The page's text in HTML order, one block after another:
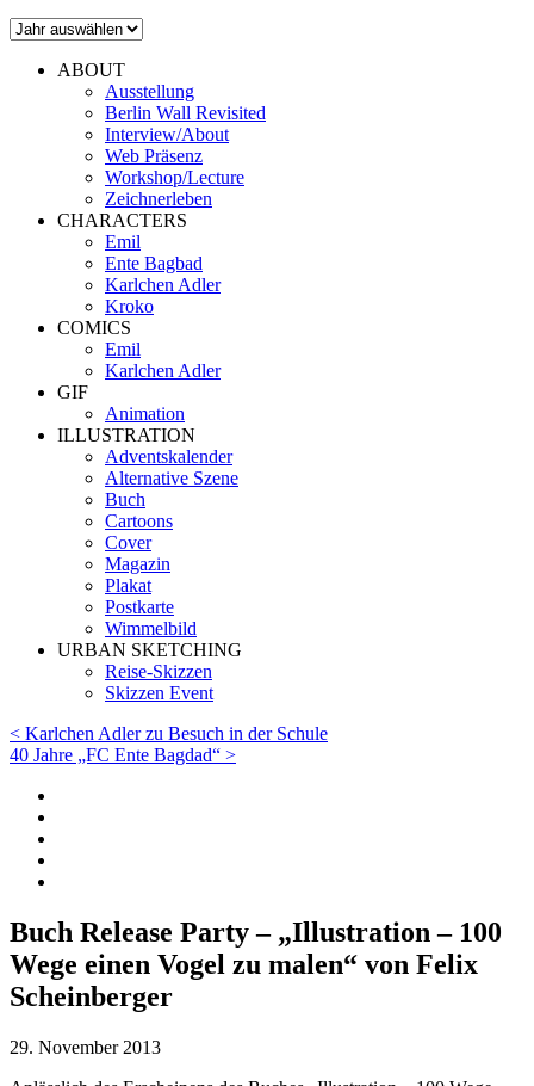
ABOUT
Ausstellung
Berlin Wall Revisited
Interview/About
Web Präsenz
Workshop/Lecture
Zeichnerleben
CHARACTERS
Emil
Ente Bagbad
Karlchen Adler
Kroko
COMICS
Emil
Karlchen Adler
GIF
Animation
ILLUSTRATION
Adventskalender
Alternative Szene
Buch
Cartoons
Cover
Magazin
Plakat
Postkarte
Wimmelbild
URBAN SKETCHING
Reise-Skizzen
Skizzen Event
< Karlchen Adler zu Besuch in der Schule
40 Jahre „FC Ente Bagdad“ >
Buch Release Party – „Illustration – 100
Wege einen Vogel zu malen“ von Felix
Scheinberger
29. November 2013